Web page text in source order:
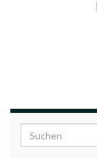
Search for: